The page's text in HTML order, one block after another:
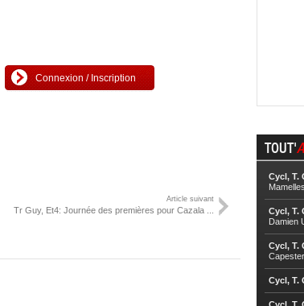
Connexion / Inscription
Article suivant
Tr Guy, Et4: Journée des premières pour Cazala ...
TOUT'
Cycl, T.
Mamelles
Cycl, T.
Damien
Cycl, T.
Cycl, T.